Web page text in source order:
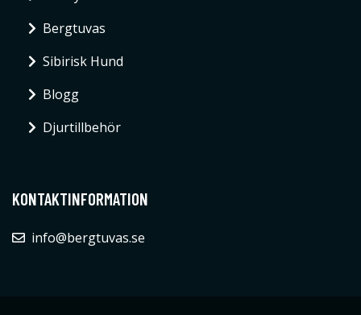
Bergtuvas
Sibirisk Hund
Blogg
Djurtillbehör
KONTAKTINFORMATION
info@bergtuvas.se